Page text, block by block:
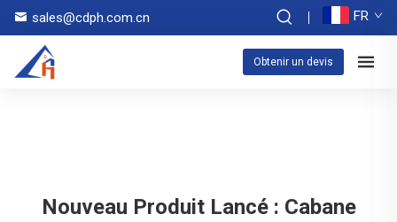
sales@cdph.com.cn FR
Obtenir un devis
Nouveau Produit Lancé : Cabane